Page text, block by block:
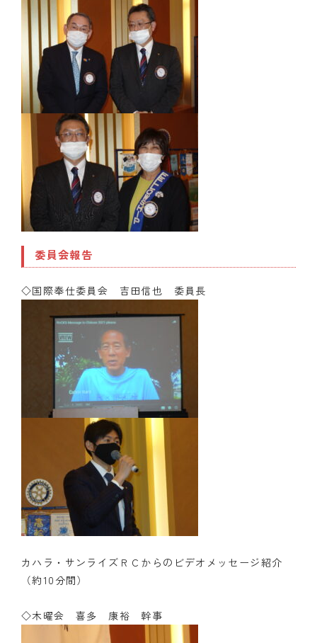
委員会報告
◇国際奉仕委員会 吉田信也 委員長
カハラ・サンライズＲＣからのビデオメッセージ紹介
（約10分間）
◇木曜会 喜多 康裕 幹事